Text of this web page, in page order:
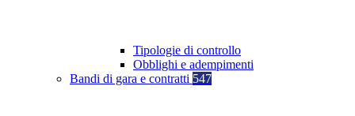
Tipologie di controllo
Obblighi e adempimenti
Bandi di gara e contratti 547